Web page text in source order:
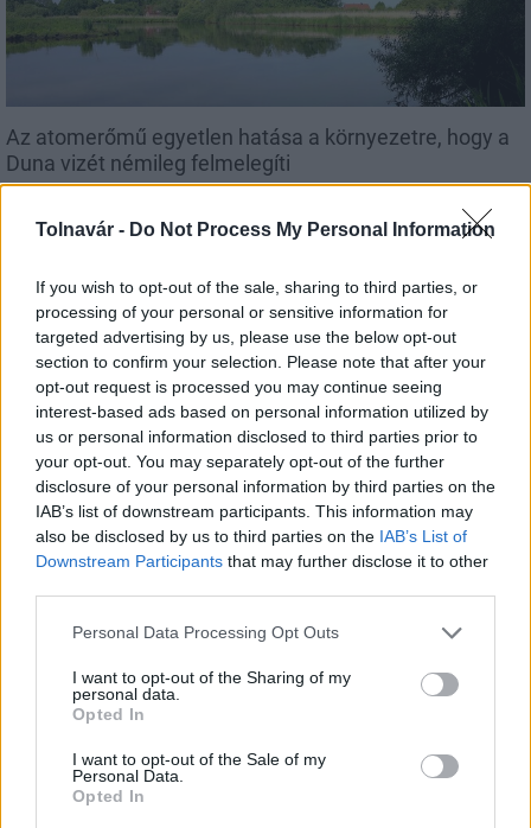
Tolnavár - Do Not Process My Personal Information
If you wish to opt-out of the sale, sharing to third parties, or
processing of your personal or sensitive information for
targeted advertising by us, please use the below opt-out
section to confirm your selection. Please note that after your
opt-out request is processed you may continue seeing
interest-based ads based on personal information utilized by
us or personal information disclosed to third parties prior to
your opt-out. You may separately opt-out of the further
disclosure of your personal information by third parties on the
IAB’s list of downstream participants. This information may
also be disclosed by us to third parties on the IAB’s List of
Downstream Participants that may further disclose it to other
Please note that this website/app uses one or more Google
not limited to your visit or usage behaviour. You may click to
grant or deny consent to Google and its third-party tags to
use your data for below specified purposes in below Google
consent section.
Personal Data Processing Opt Outs
I want to opt-out of the Sharing of my
personal data.
Opted In
I want to opt-out of the Sale of my
Personal Data.
Opted In
Az atomerőmű egyetlen hatása a környezetre, hogy a
Duna vizét némileg felmelegíti
MAGYAR ÉPÍTŐK
Útépítés
autópálya útépítés
M1 bővítés: már zajlik a teljesen új Bicske Kelet
csomópont építése